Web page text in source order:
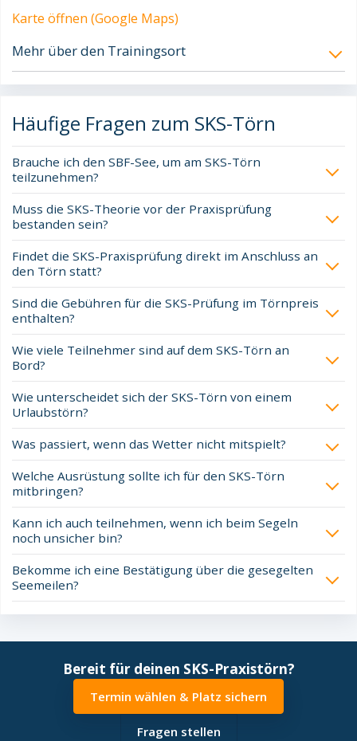
Karte öffnen (Google Maps)
Mehr über den Trainingsort
Häufige Fragen zum SKS-Törn
Brauche ich den SBF-See, um am SKS-Törn
teilzunehmen?
Muss die SKS-Theorie vor der Praxisprüfung
bestanden sein?
Findet die SKS-Praxisprüfung direkt im Anschluss an
den Törn statt?
Sind die Gebühren für die SKS-Prüfung im Törnpreis
enthalten?
Wie viele Teilnehmer sind auf dem SKS-Törn an
Bord?
Wie unterscheidet sich der SKS-Törn von einem
Urlaubstörn?
Was passiert, wenn das Wetter nicht mitspielt?
Welche Ausrüstung sollte ich für den SKS-Törn
mitbringen?
Kann ich auch teilnehmen, wenn ich beim Segeln
noch unsicher bin?
Bekomme ich eine Bestätigung über die gesegelten
Seemeilen?
Bereit für deinen SKS-Praxistörn?
Termin wählen & Platz sichern
Fragen stellen